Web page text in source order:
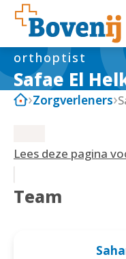
Safae El
orthoptist
Zorgverleners
Lees deze pagina
Team